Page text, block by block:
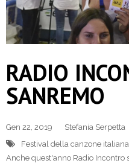
RADIO
SANREMO
Gen 22, 2019 Stefania Serpetta
Festival della canzone italiana
Anche quest'anno Radio Incontro